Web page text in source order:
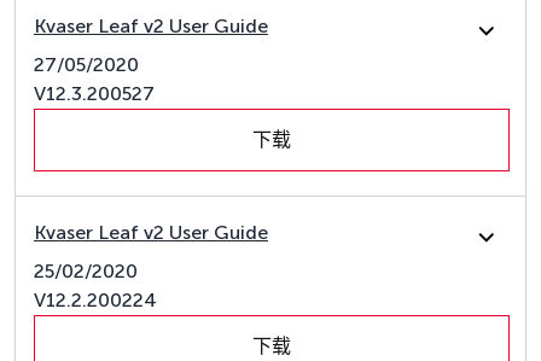
Kvaser Leaf v2 User Guide
27/05/2020
V12.3.200527
下载
Kvaser Leaf v2 User Guide
25/02/2020
V12.2.200224
下载